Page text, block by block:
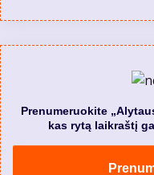
Prenumeruokite
kas rytą laikraštį